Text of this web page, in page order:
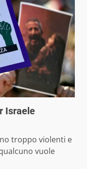
Israele
troppo violenti e
vuole